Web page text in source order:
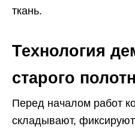
ткань.
Технология
старого
Перед началом работ
складывают,